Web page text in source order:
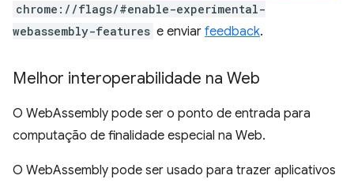
chrome://flags/#enable-experimental-
webassembly-features e enviar feedback.
Melhor interoperabilidade na Web
O WebAssembly pode ser o ponto de entrada para
computação de finalidade especial na Web.
O WebAssembly pode ser usado para trazer aplicativos